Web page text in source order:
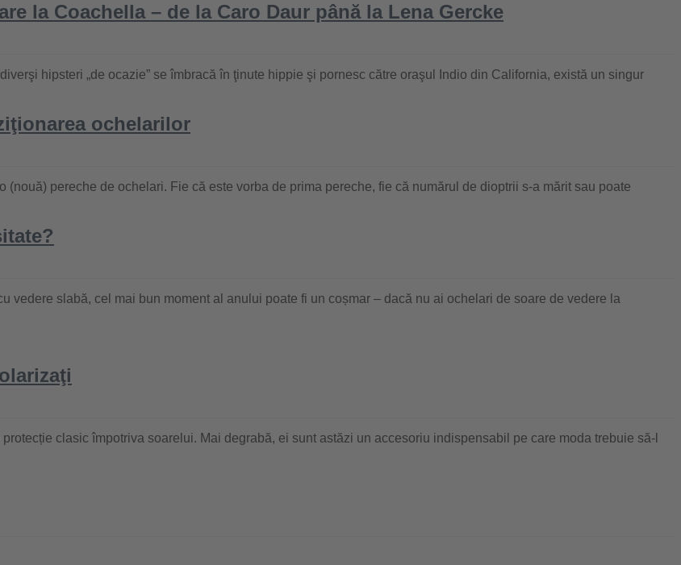
la Coachella – de la Caro Daur până la Lena Gercke
hipsteri „de ocazie” se îmbracă în ţinute hippie şi pornesc către oraşul Indio din California, există un singur
ochelarilor
(nouă) pereche de ochelari. Fie că este vorba de prima pereche, fie că numărul de dioptrii s-a mărit sau poate
vedere slabă, cel mai bun moment al anului poate fi un coșmar – dacă nu ai ochelari de soare de vedere la
clasic împotriva soarelui. Mai degrabă, ei sunt astăzi un accesoriu indispensabil pe care moda trebuie să-l